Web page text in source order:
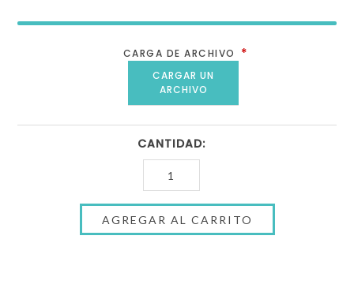
CARGA DE ARCHIVO *
CARGAR UN
ARCHIVO
CANTIDAD: